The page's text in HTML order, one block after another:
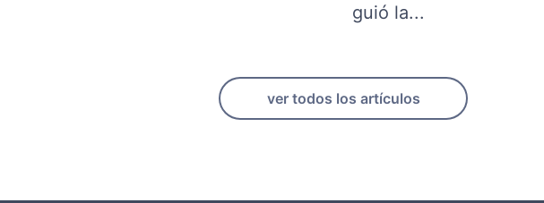
guió la...
ver todos los artículos